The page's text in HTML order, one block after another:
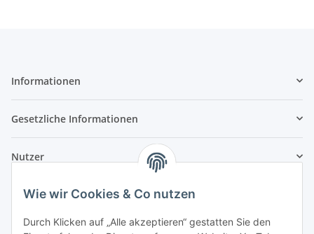
Wie wir Cookies & Co nutzen
Durch Klicken auf „Alle akzeptieren“ gestatten Sie den
Informationen
Gesetzliche Informationen
Nutzer